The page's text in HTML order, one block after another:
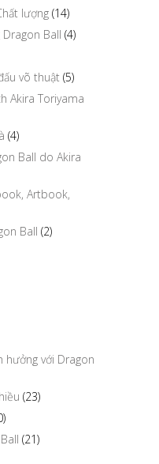
lượng (14)
Ball (4)
võ thuật (5)
Akira Toriyama
(4)
Ball do Akira
Artbook,
Ball (2)
hưởng với Dragon
(23)
(21)